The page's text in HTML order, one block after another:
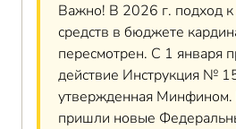
Важно! В 2026 г. подход к
средств в бюджете
пересмотрен. С 1 января
действие Инструкция №
утвержденная Минфином.
пришли новые